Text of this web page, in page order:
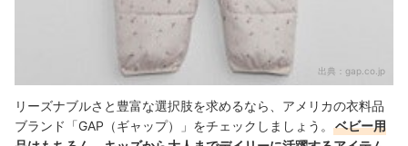
出典： gap.co.jp
リーズナブルさと豊富な選択肢を求めるなら、アメリカの衣料品
ブランド「GAP（ギャップ）」をチェックしましょう。
ベビー用